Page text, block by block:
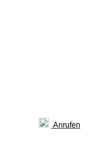
Anrufen